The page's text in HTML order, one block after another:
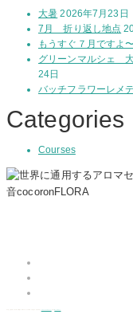
大暑 2026年7月23日
7月 折り返し地点
もうすぐ７月ですよ
グリーンマルシェ 大
24日
バッチフラワーレメ
Categories
Courses